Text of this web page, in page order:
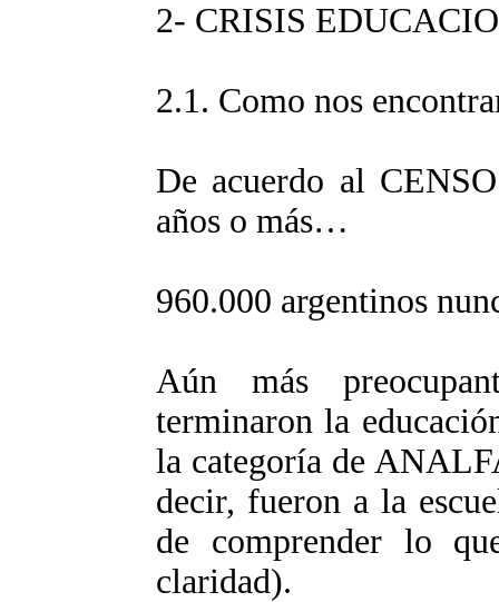
2- CRISIS
2.1. Como nos
De acuerdo al
años o más…
960.000 argentinos
Aún más
terminaron la
la categoría de
decir, fueron a la
de comprender lo
claridad).